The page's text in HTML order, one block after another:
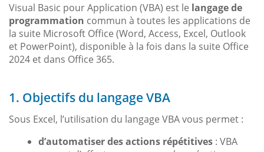
Visual Basic pour Application (VBA) est le langage de
programmation commun à toutes les applications de
la suite Microsoft Office (Word, Access, Excel, Outlook
et PowerPoint), disponible à la fois dans la suite Office
2024 et dans Office 365.
1. Objectifs du langage VBA
Sous Excel, l’utilisation du langage VBA vous permet :
d’automatiser des actions répétitives : VBA